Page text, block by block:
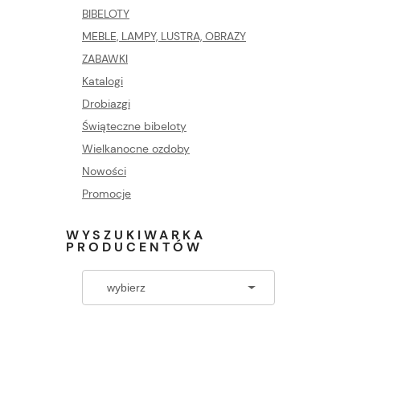
BIBELOTY
MEBLE, LAMPY, LUSTRA, OBRAZY
ZABAWKI
Katalogi
Drobiazgi
Świąteczne bibeloty
Wielkanocne ozdoby
Nowości
Promocje
WYSZUKIWARKA
PRODUCENTÓW